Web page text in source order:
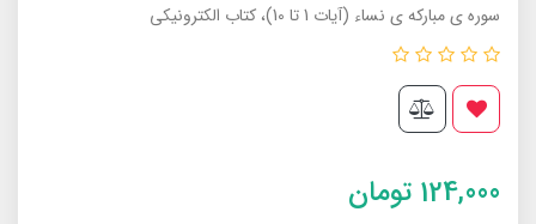
سوره ی مبارکه ی نساء (آیات 1 تا 10)، کتاب الکترونیکی
124,000 تومان